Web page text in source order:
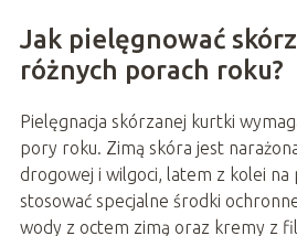
Jak pielęgnować
różnych porach roku?
Pielęgnacja skórzanej kurtki
pory roku. Zimą skóra jest
drogowej i wilgoci, latem z kolei na
stosować specjalne środki
wody z octem zimą oraz kremy z